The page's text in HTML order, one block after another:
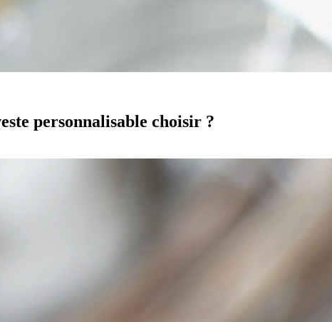
personnalisable choisir ?